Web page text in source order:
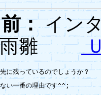
：イン
雨雛
に残っているのでしょうか？
い一番の理由です^^;